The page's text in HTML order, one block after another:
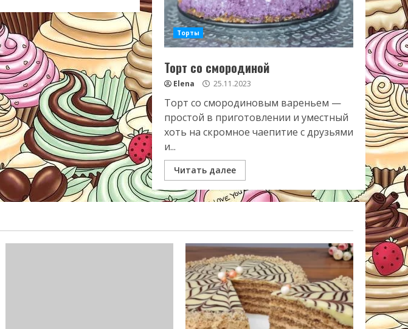
Торты
Торт со смородиной
Elena 25.11.2023
Торт со смородиновым вареньем —
простой в приготовлении и уместный
хоть на скромное чаепитие с друзьями
и...
Читать далее